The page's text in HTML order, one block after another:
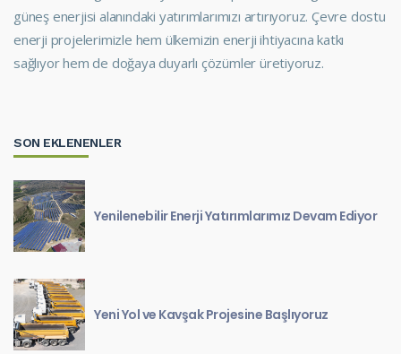
güneş enerjisi alanındaki yatırımlarımızı artırıyoruz. Çevre dostu
enerji projelerimizle hem ülkemizin enerji ihtiyacına katkı
sağlıyor hem de doğaya duyarlı çözümler üretiyoruz.
SON EKLENENLER
Yenilenebilir Enerji Yatırımlarımız Devam Ediyor
Yeni Yol ve Kavşak Projesine Başlıyoruz